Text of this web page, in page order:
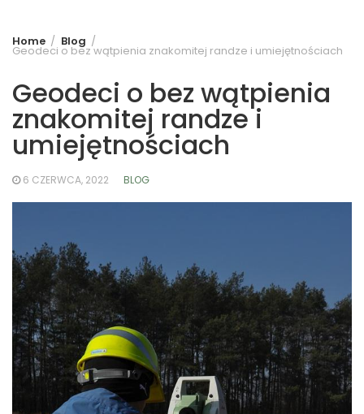
Home Blog
Geodeci o bez wątpienia znakomitej randze i umiejętnościach
Geodeci o bez wątpienia
znakomitej randze i
umiejętnościach
6 CZERWCA, 2022 BLOG